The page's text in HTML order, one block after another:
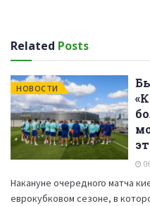
Related Posts
НОВОСТИ
Накануне очередного матча
еврокубковом сезоне, в